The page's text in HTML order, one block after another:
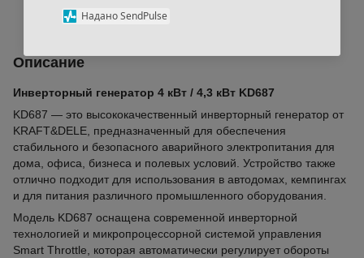
В избранное
Описание
Инверторный генератор 4 кВт / 4,3 кВт KD687
KD687 — это высококачественный инверторный генератор от
KRAFT&DELE, предназначенный для обеспечения
стабильного и безопасного аварийного электропитания для
дома, офиса, бизнеса и полевых условий. Устройство также
отлично подходит для использования в автодомах, кемпингах
и для питания различного промышленного оборудования.
Модель KD687 оснащена современной инверторной
технологией и микропроцессорной системой управления
Smart Throttle, которая автоматически регулирует обороты
Надано SendPulse